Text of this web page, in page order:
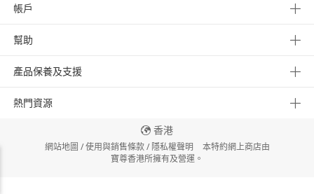
帳戶
幫助
產品保養及支援
熱門資源
香港
網站地圖 /使用與銷售條款/ 隱私權聲明
本特約網上商店由
寶尊香港所擁有及營運。